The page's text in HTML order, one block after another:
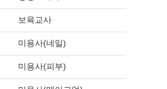
보육교사
미용사(네일)
미용사(피부)